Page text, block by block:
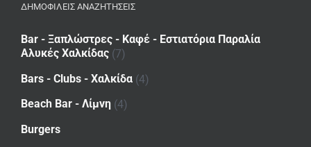
ΔΗΜΟΦΙΛΕΙΣ ΑΝΑΖΗΤΗΣΕΙΣ
Bar - Ξαπλώστρες - Καφέ - Εστιατόρια Παραλία
Αλυκές Χαλκίδας (7)
Bars - Clubs - Χαλκίδα (4)
Beach Bar - Λίμνη (4)
Burgers